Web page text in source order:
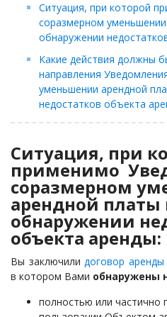
Ситуация, при которой
соразмерном
обнаружении
Какие действия должны
направления
уменьшении арендной
недостатков объекта
Ситуация, при
применимо
соразмерном
арендной платы
обнаружении
объекта аренды:
Вы заключилидоговор аренды
в котором Вами обнаружены
полностью или частично